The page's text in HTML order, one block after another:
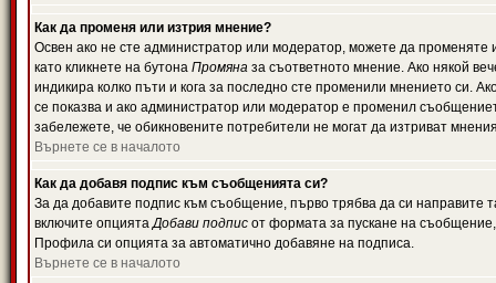
Как да променя или изтрия мнение?
Освен ако не сте администратор или модератор, можете да
като кликнете на бутона Промяна за съответното мнение. Ако някой
индикира колко пъти и кога за последно сте променили мнението си.
се показва и ако администратор или модератор е променил
забележете, че обикновените потребители не могат да изтриват
Върнете се в началото
Как да добавя подпис към съобщенията си?
За да добавите подпис към съобщение, първо трябва да си
включите опциятаДобави подпис от формата за пускане на
Профила си опцията за автоматично добавяне на подписа.
Върнете се в началото